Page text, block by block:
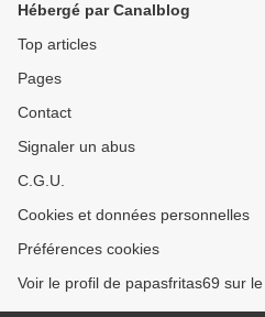
Hébergé par Canalblog
Top articles
Pages
Contact
Signaler un abus
C.G.U.
Cookies et données personnelles
Préférences cookies
Voir le profil de papasfritas69 sur